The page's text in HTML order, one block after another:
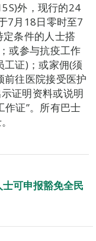
外，现行的24
7月18日零时至7
条件的人士搭
或参与抗疫工作
证)；或家佣(须
前往医院接受医护
证明资料或说明
作证”。所有巴士
可申报豁免全民